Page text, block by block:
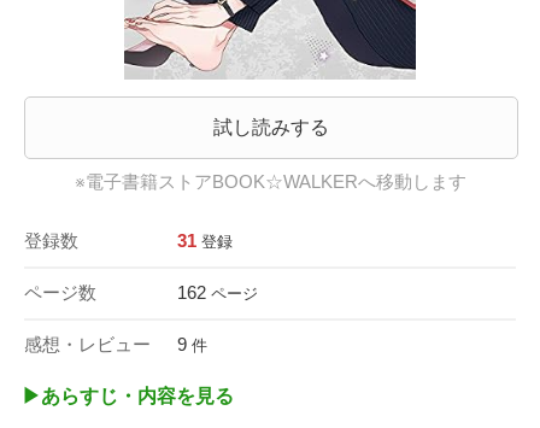
試し読みする
※電子書籍ストアBOOK☆WALKERへ移動します
登録数 31 登録
ページ数 162 ページ
感想・レビュー 9 件
▶︎あらすじ・内容を見る